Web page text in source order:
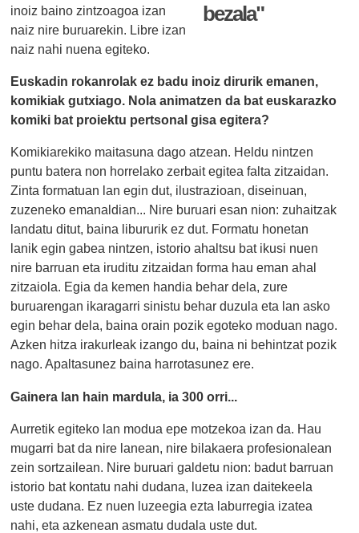
bezala"
inoiz baino zintzoagoa izan
naiz nire buruarekin. Libre izan
naiz nahi nuena egiteko.
Euskadin rokanrolak ez badu inoiz dirurik emanen,
komikiak gutxiago. Nola animatzen da bat euskarazko
komiki bat proiektu pertsonal gisa egitera?
Komikiarekiko maitasuna dago atzean. Heldu nintzen
puntu batera non horrelako zerbait egitea falta zitzaidan.
Zinta formatuan lan egin dut, ilustrazioan, diseinuan,
zuzeneko emanaldian... Nire buruari esan nion: zuhaitzak
landatu ditut, baina libururik ez dut. Formatu honetan
lanik egin gabea nintzen, istorio ahaltsu bat ikusi nuen
nire barruan eta iruditu zitzaidan forma hau eman ahal
zitzaiola. Egia da kemen handia behar dela, zure
buruarengan ikaragarri sinistu behar duzula eta lan asko
egin behar dela, baina orain pozik egoteko moduan nago.
Azken hitza irakurleak izango du, baina ni behintzat pozik
nago. Apaltasunez baina harrotasunez ere.
Gainera lan hain mardula, ia 300 orri...
Aurretik egiteko lan modua epe motzekoa izan da. Hau
mugarri bat da nire lanean, nire bilakaera profesionalean
zein sortzailean. Nire buruari galdetu nion: badut barruan
istorio bat kontatu nahi dudana, luzea izan daitekeela
uste dudana. Ez nuen luzeegia ezta laburregia izatea
nahi, eta azkenean asmatu dudala uste dut.